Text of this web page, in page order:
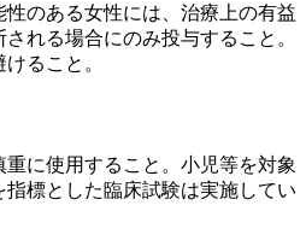
のある女性には、治療上の有益
れる場合にのみ投与すること。
ること。
に使用すること。小児等を対象
標とした臨床試験は実施してい